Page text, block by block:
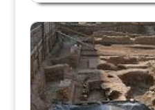
века Верона может
котором
современная
История